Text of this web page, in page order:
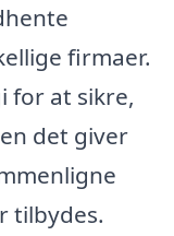
firmaer.
for at sikre,
det giver
tilbydes.